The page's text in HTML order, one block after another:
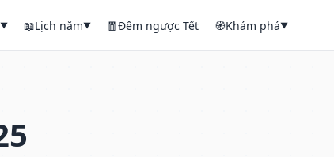
▼ 📖Lịch năm▼ 🧧Đếm ngược Tết 🧭Khám phá▼